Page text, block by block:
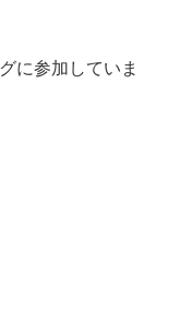
に参加していま